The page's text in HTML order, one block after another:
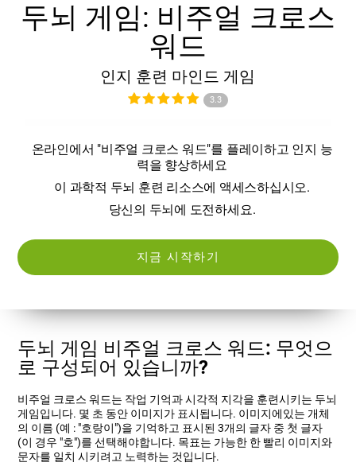
두뇌 게임: 비주얼 크로스
워드
인지 훈련 마인드 게임
3.3
온라인에서 "비주얼 크로스 워드"를 플레이하고 인지 능
력을 향상하세요
이 과학적 두뇌 훈련 리소스에 액세스하십시오.
당신의 두뇌에 도전하세요.
지금 시작하기
두뇌 게임 비주얼 크로스 워드: 무엇으
로 구성되어 있습니까?
비주얼 크로스 워드는 작업 기억과 시각적 지각을 훈련시키는 두뇌
게임입니다. 몇 초 동안 이미지가 표시됩니다. 이미지에있는 개체
의 이름 (예 : "호랑이")을 기억하고 표시된 3개의 글자 중 첫 글자
(이 경우 "호")를 선택해야합니다. 목표는 가능한 한 빨리 이미지와
문자를 일치 시키려고 노력하는 것입니다.